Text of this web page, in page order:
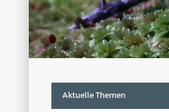
Aktuelle Themen